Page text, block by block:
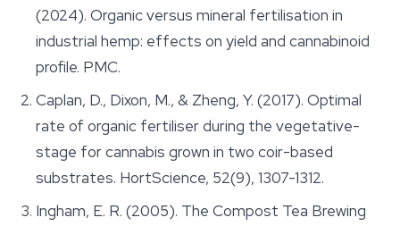
(2024). Organic versus mineral fertilisation in
industrial hemp: effects on yield and cannabinoid
profile. PMC.
Caplan, D., Dixon, M., & Zheng, Y. (2017). Optimal
rate of organic fertiliser during the vegetative-
stage for cannabis grown in two coir-based
substrates. HortScience, 52(9), 1307-1312.
Ingham, E. R. (2005). The Compost Tea Brewing